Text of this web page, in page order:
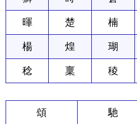
暉 楚 楠
楊 煌 瑚
稔 稟 稜
頌 馳